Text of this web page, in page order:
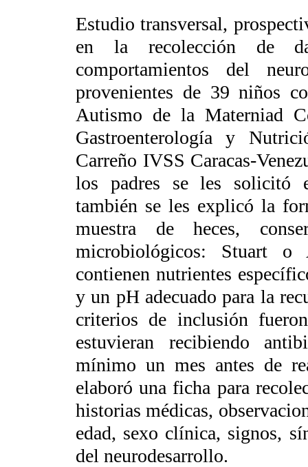
Estudio transversal,
en la recolección de
comportamientos del
provenientes de 39 niños
Autismo de la Materniad
Gastroenterología y
Carreño IVSS Caracas-
los padres se les solicitó
también se les explicó la
muestra de heces,
microbiológicos: Stuart
contienen nutrientes
y un pH adecuado para la
criterios de inclusión
estuvieran recibiendo
mínimo un mes antes de
elaboró una ficha para
historias médicas,
edad, sexo clínica, signos,
del neurodesarrollo.